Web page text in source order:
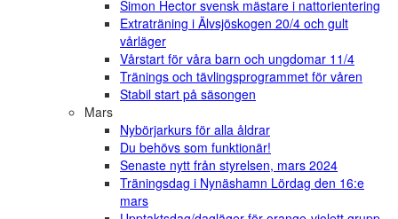
Simon Hector svensk mästare i nattorientering
Extraträning i Älvsjöskogen 20/4 och gult
vårläger
Vårstart för våra barn och ungdomar 11/4
Tränings och tävlingsprogrammet för våren
Stabil start på säsongen
Mars
Nybörjarkurs för alla åldrar
Du behövs som funktionär!
Senaste nytt från styrelsen, mars 2024
Träningsdag i Nynäshamn Lördag den 16:e
mars